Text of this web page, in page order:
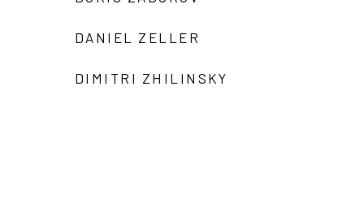
DANIEL ZELLER
DIMITRI ZHILINSKY